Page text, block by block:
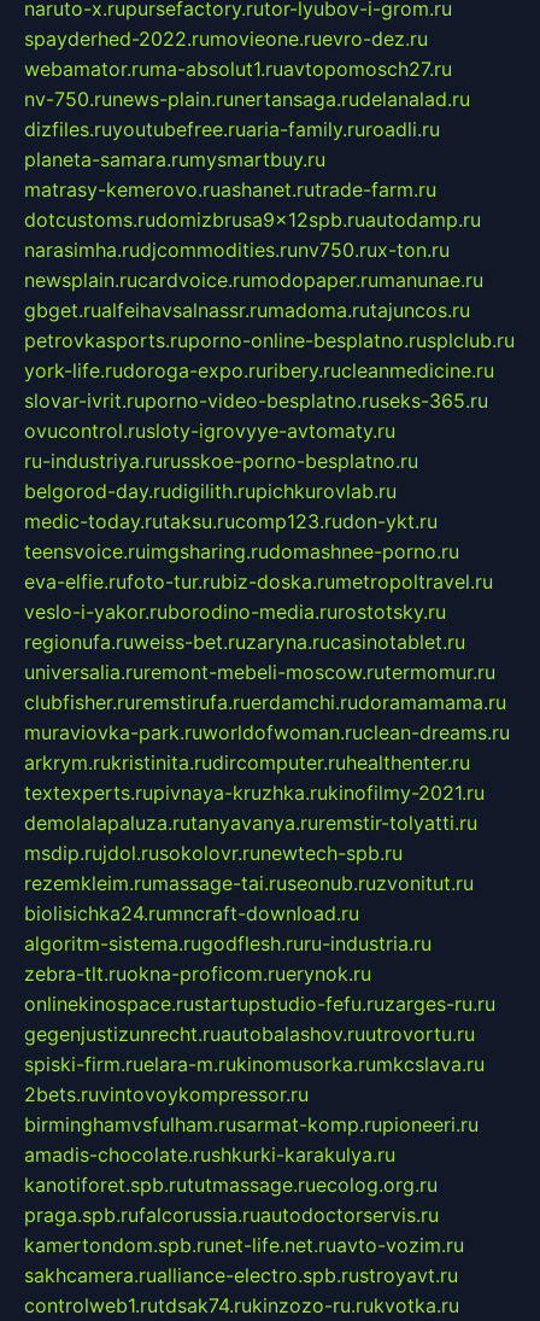
naruto-x.rupursefactory.rutor-lyubov-i-grom.ru
spayderhed-2022.rumovieone.ruevro-dez.ru
webamator.ruma-absolut1.ruavtopomosch27.ru
nv-750.runews-plain.runertansaga.rudelanalad.ru
dizfiles.ruyoutubefree.ruaria-family.ruroadli.ru
planeta-samara.rumysmartbuy.ru
matrasy-kemerovo.ruashanet.rutrade-farm.ru
dotcustoms.rudomizbrusa9x12spb.ruautodamp.ru
narasimha.rudjcommodities.runv750.rux-ton.ru
newsplain.rucardvoice.rumodopaper.rumanunae.ru
gbget.rualfeihavsalnassr.rumadoma.rutajuncos.ru
petrovkasports.ruporno-online-besplatno.rusplclub.ru
york-life.rudoroga-expo.ruribery.rucleanmedicine.ru
slovar-ivrit.ruporno-video-besplatno.ruseks-365.ru
ovucontrol.rusloty-igrovyye-avtomaty.ru
ru-industriya.rurusskoe-porno-besplatno.ru
belgorod-day.rudigilith.rupichkurovlab.ru
medic-today.rutaksu.rucomp123.rudon-ykt.ru
teensvoice.ruimgsharing.rudomashnee-porno.ru
eva-elfie.rufoto-tur.rubiz-doska.rumetropoltravel.ru
veslo-i-yakor.ruborodino-media.rurostotsky.ru
regionufa.ruweiss-bet.ruzaryna.rucasinotablet.ru
universalia.ruremont-mebeli-moscow.rutermomur.ru
clubfisher.ruremstirufa.ruerdamchi.rudoramamama.ru
muraviovka-park.ruworldofwoman.ruclean-dreams.ru
arkrym.rukristinita.rudircomputer.ruhealthenter.ru
textexperts.rupivnaya-kruzhka.rukinofilmy-2021.ru
demolalapaluza.rutanyavanya.ruremstir-tolyatti.ru
msdip.rujdol.rusokolovr.runewtech-spb.ru
rezemkleim.rumassage-tai.ruseonub.ruzvonitut.ru
biolisichka24.rumncraft-download.ru
algoritm-sistema.rugodflesh.ruru-industria.ru
zebra-tlt.ruokna-proficom.ruerynok.ru
onlinekinospace.rustartupstudio-fefu.ruzarges-ru.ru
gegenjustizunrecht.ruautobalashov.ruutrovortu.ru
spiski-firm.ruelara-m.rukinomusorka.rumkcslava.ru
2bets.ruvintovoykompressor.ru
birminghamvsfulham.rusarmat-komp.rupioneeri.ru
amadis-chocolate.rushkurki-karakulya.ru
kanotiforet.spb.rututmassage.ruecolog.org.ru
praga.spb.rufalcorussia.ruautodoctorservis.ru
kamertondom.spb.runet-life.net.ruavto-vozim.ru
sakhcamera.rualliance-electro.spb.rustroyavt.ru
controlweb1.rutdsak74.rukinzozo-ru.rukvotka.ru